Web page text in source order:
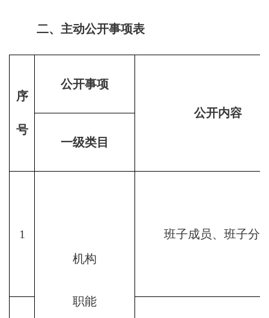
二、主动公开事项表
序
号
公开事项
公开内容
一级类目
1
机构
职能
班子成员、班子分